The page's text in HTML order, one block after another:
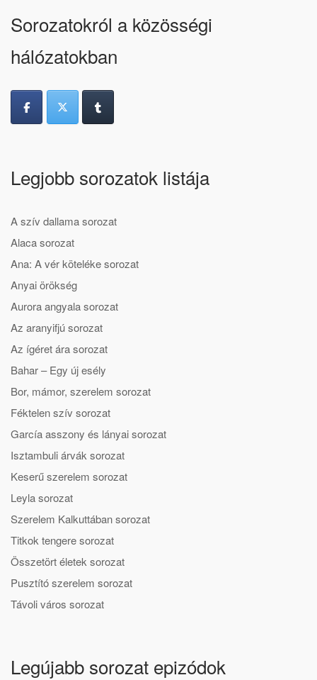
Sorozatokról a közösségi
hálózatokban
Legjobb sorozatok listája
A szív dallama sorozat
Alaca sorozat
Ana: A vér köteléke sorozat
Anyai örökség
Aurora angyala sorozat
Az aranyifjú sorozat
Az ígéret ára sorozat
Bahar – Egy új esély
Bor, mámor, szerelem sorozat
Féktelen szív sorozat
García asszony és lányai sorozat
Isztambuli árvák sorozat
Keserű szerelem sorozat
Leyla sorozat
Szerelem Kalkuttában sorozat
Titkok tengere sorozat
Összetört életek sorozat
Pusztító szerelem sorozat
Távoli város sorozat
Legújabb sorozat epizódok